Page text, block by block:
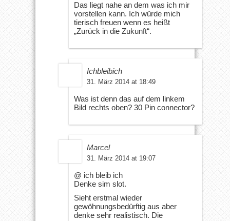
Das liegt nahe an dem was ich mir
vorstellen kann. Ich würde mich
tierisch freuen wenn es heißt
„Zurück in die Zukunft“.
Ichbleibich
31. März 2014 at 18:49
Was ist denn das auf dem linkem
Bild rechts oben? 30 Pin connector?
Marcel
31. März 2014 at 19:07
@ ich bleib ich
Denke sim slot.
Sieht erstmal wieder
gewöhnungsbedürftig aus aber
denke sehr realistisch. Die